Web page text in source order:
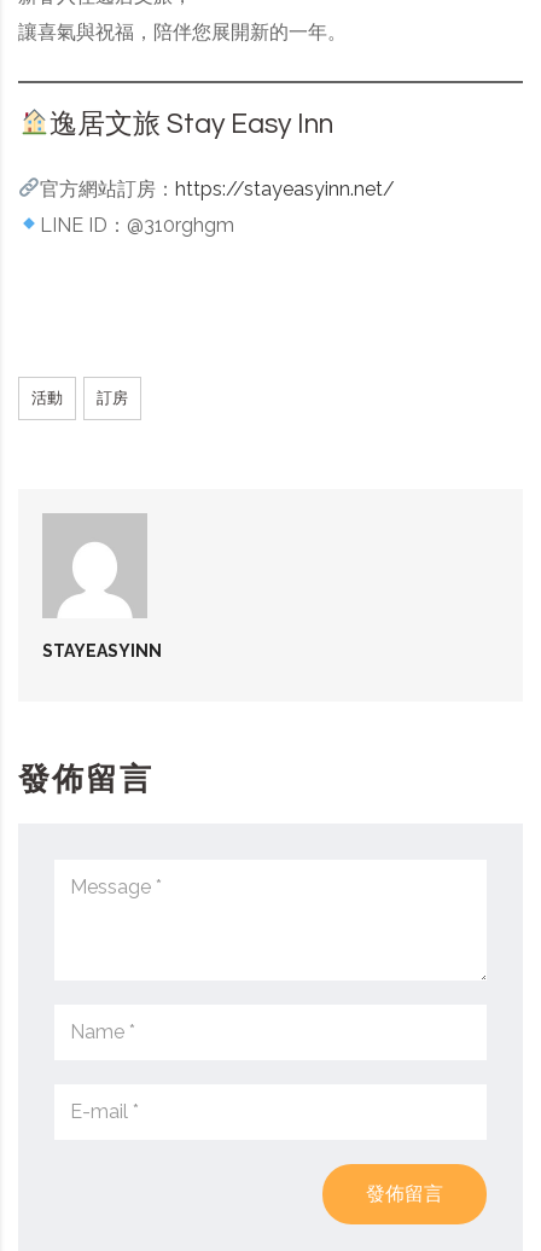
讓喜氣與祝福，陪伴您展開新的一年。
逸居文旅 Stay Easy Inn
官方網站訂房：https://stayeasyinn.net/
LINE ID：@310rghgm
活動 訂房
STAYEASYINN
發佈留言
發佈留言